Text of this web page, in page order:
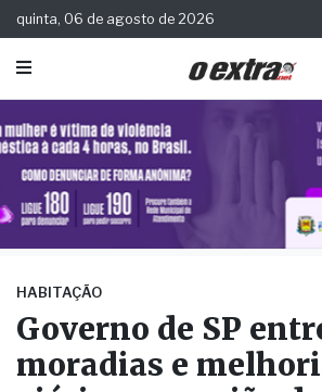
quinta, 06 de agosto de 2026
HABITAÇÃO
moradias e
viárias na região
Preto